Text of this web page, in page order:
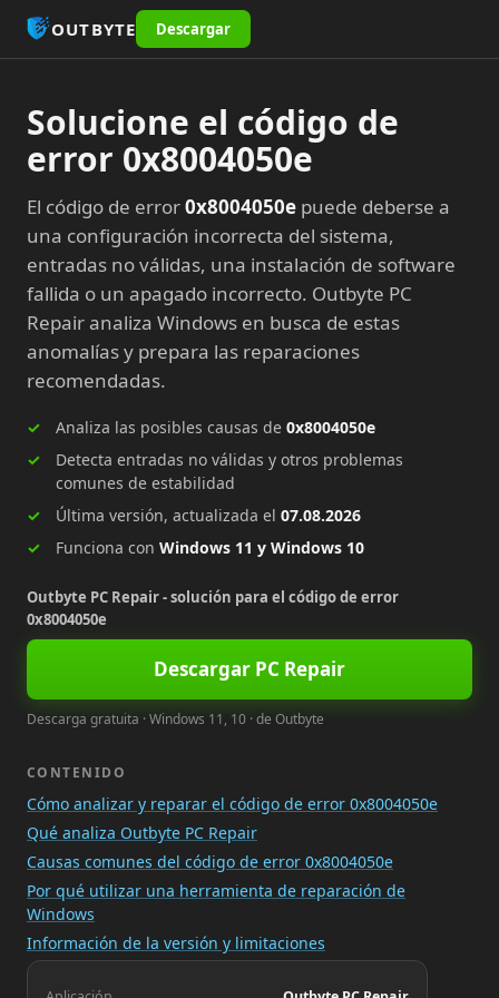
OUTBYTE Descargar
Solucione el código de
error 0x8004050e
El código de error0x8004050e puede deberse a
una configuración incorrecta del sistema,
entradas no válidas, una instalación de software
fallida o un apagado incorrecto. Outbyte PC
Repair analiza Windows en busca de estas
anomalías y prepara las reparaciones
recomendadas.
Analiza las posibles causas de 0x8004050e
Detecta entradas no válidas y otros problemas
comunes de estabilidad
Última versión, actualizada el 07.08.2026
Funciona con Windows 11 y Windows 10
Outbyte PC Repair - solución para el código de error
0x8004050e
Descargar PC Repair
Descarga gratuita · Windows 11, 10 · de Outbyte
CONTENIDO
Cómo analizar y reparar el código de error 0x8004050e
Qué analiza Outbyte PC Repair
Causas comunes del código de error 0x8004050e
Por qué utilizar una herramienta de reparación de
Windows
Información de la versión y limitaciones